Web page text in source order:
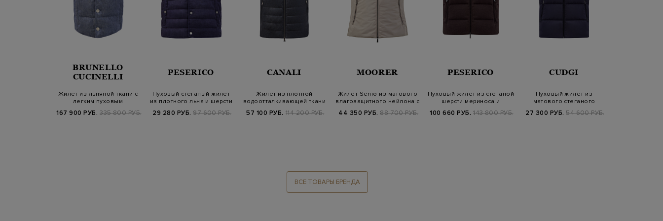
BRUNELLO
CUCINELLI
Жилет из льняной ткани с
легким пуховым
167 900 РУБ. 335 800 РУБ.
PESERICO
Пуховый стеганый жилет
из плотного льна и шерсти
29 280 РУБ. 97 600 РУБ.
CANALI
Жилет из плотной
водоотталкивающей ткани
57 100 РУБ. 114 200 РУБ.
MOORER
Жилет Senio из матового
влагозащитного нейлона с
44 350 РУБ. 88 700 РУБ.
PESERICO
Пуховый жилет из стеганой
шерсти мериноса и
100 660 РУБ. 143 800 РУБ.
CUDGI
Пуховый жилет из
матового стеганого
27 300 РУБ. 54 600 РУБ.
ВСЕ ТОВАРЫ БРЕНДА